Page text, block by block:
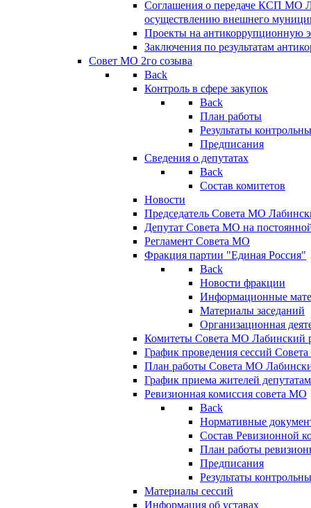
Соглашения о передаче КСП МО
осуществлению внешнего
Проекты на антикоррупционную
Заключения по результатам
Совет МО 2го созыва
Back
Контроль в сфере закупок
Back
План работы
Результаты
Предписания
Сведения о депутатах
Back
Состав комитетов
Новости
Председатель Совета МО
Депутат Совета МО на
Регламент Совета МО
Фракция партии "Единая Россия"
Back
Новости фракции
Информационные
Материалы заседаний
Организационная
Комитеты Совета МО Лабинский
График проведения сессий
План работы Совета МО
График приема жителей
Ревизионная комиссия совета МО
Back
Нормативные
Состав Ревизионной
План работы
Предписания
Результаты
Материалы сессий
Информация об уставах